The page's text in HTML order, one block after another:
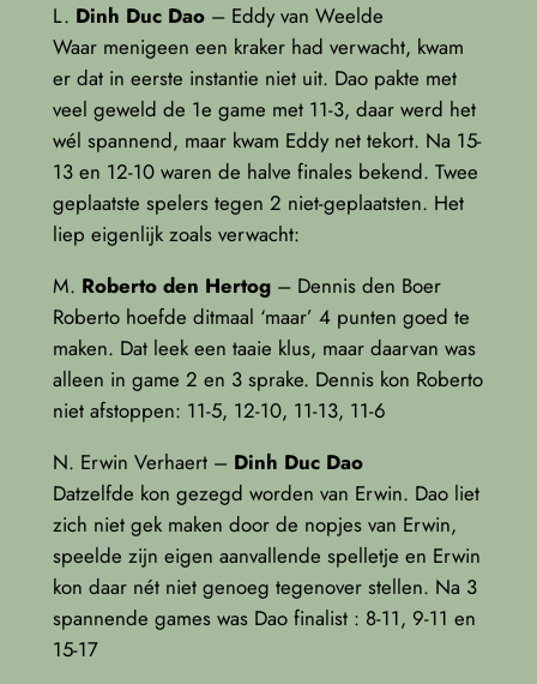
L. Dinh Duc Dao– Eddy van Weelde
Waar menigeen een kraker had verwacht, kwam
er dat in eerste instantie niet uit. Dao pakte met
veel geweld de 1e game met 11-3, daar werd het
wél spannend, maar kwam Eddy net tekort. Na 15-
13 en 12-10 waren de halve finales bekend. Twee
geplaatste spelers tegen 2 niet-geplaatsten. Het
liep eigenlijk zoals verwacht:
M. Roberto den Hertog– Dennis den Boer
Roberto hoefde ditmaal ‘maar’ 4 punten goed te
maken. Dat leek een taaie klus, maar daarvan was
alleen in game 2 en 3 sprake. Dennis kon Roberto
niet afstoppen: 11-5, 12-10, 11-13, 11-6
N. Erwin Verhaert – Dinh Duc Dao
Datzelfde kon gezegd worden van Erwin. Dao liet
zich niet gek maken door de nopjes van Erwin,
speelde zijn eigen aanvallende spelletje en Erwin
kon daar nét niet genoeg tegenover stellen. Na 3
spannende games was Dao finalist : 8-11, 9-11 en
15-17